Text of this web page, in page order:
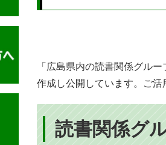
「 広島県内の読書関係グル
作成し公開しています。ご活
読書関係グ